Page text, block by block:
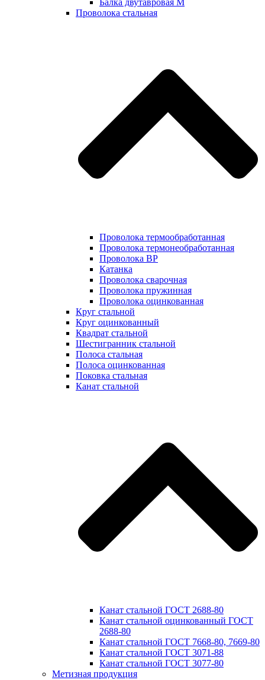
Балка двутавровая М
Проволока стальная
Проволока термообработанная
Проволока термонеобработанная
Проволока ВР
Катанка
Проволока сварочная
Проволока пружинная
Проволока оцинкованная
Круг стальной
Круг оцинкованный
Квадрат стальной
Шестигранник стальной
Полоса стальная
Полоса оцинкованная
Поковка стальная
Канат стальной
Канат стальной ГОСТ 2688-80
Канат стальной оцинкованный ГОСТ
2688-80
Канат стальной ГОСТ 7668-80, 7669-80
Канат стальной ГОСТ 3071-88
Канат стальной ГОСТ 3077-80
Метизная продукция